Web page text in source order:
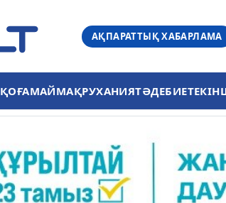
АҚПАРАТТЫҚ ХАБАРЛАМА
ҚОҒАМАЙМАҚРУХАНИЯТӘДЕБИЕТ